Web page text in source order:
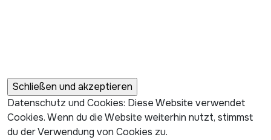
Datenschutz und Cookies: Diese Website verwendet
Cookies. Wenn du die Website weiterhin nutzt, stimmst
du der Verwendung von Cookies zu.